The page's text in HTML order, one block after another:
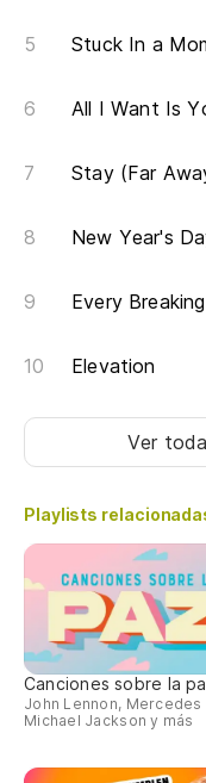
Stuck In a
All I Want Is
Stay (Far
New Year's
Every
Elevation
Ver
Playlists
Canciones sobre la
John Lennon, Mercedes
Michael Jackson y más